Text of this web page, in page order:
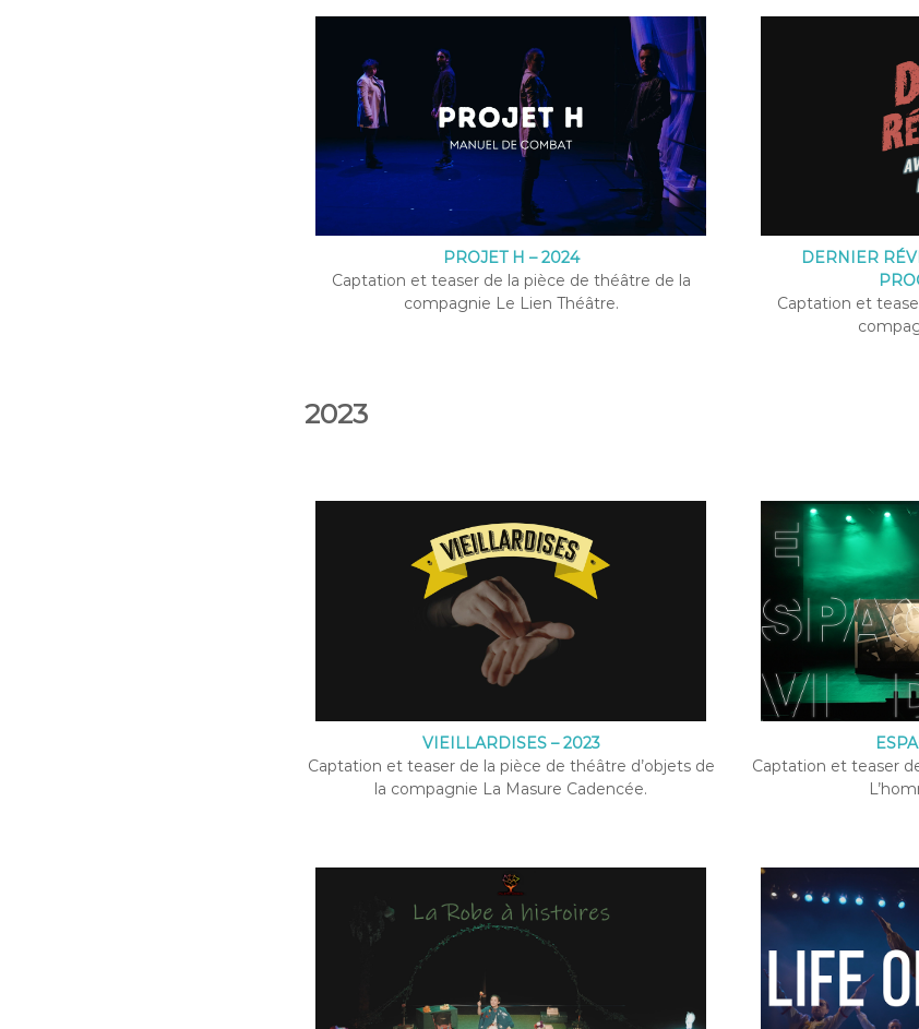
PROJET H – 2024
Captation et teaser de la pièce de théâtre de la
compagnie Le Lien Théâtre.
DERNIER
Captation et
2023
VIEILLARDISES – 2023
Captation et teaser de la pièce de théâtre d’objets de
la compagnie La Masure Cadencée.
Captation et teaser